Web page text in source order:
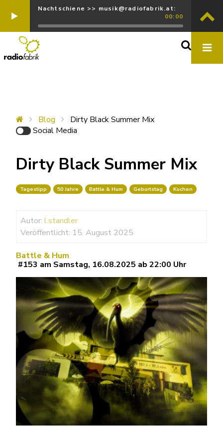
Nachtschiene >> musik@radiofabrik.at:
00:00
Blog
Dirty Black Summer Mix
Social Media
Dirty Black Summer Mix
Tagestipp 50 Jahre Battle & Hum Geburtstag Kuchen
Autor: l.standler
Veröffentlicht: 15. August 2025
Battle & Hum
#153 am Samstag, 16.08.2025 ab 22:00 Uhr